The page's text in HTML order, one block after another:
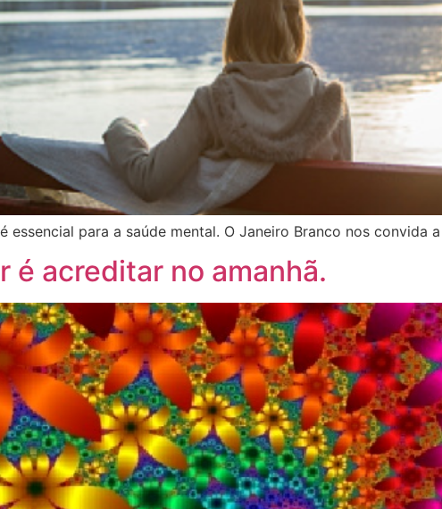
essencial para a saúde mental. O Janeiro Branco nos
é acreditar no amanhã.